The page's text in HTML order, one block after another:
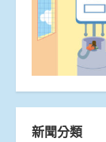
新聞分類